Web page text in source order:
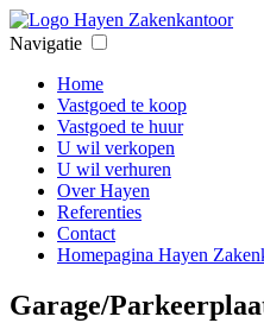
Navigatie
Home
Vastgoed te koop
Vastgoed te huur
U wil verkopen
U wil verhuren
Over Hayen
Referenties
Contact
Homepagina Hayen
Garage/